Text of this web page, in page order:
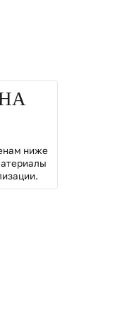
ниже